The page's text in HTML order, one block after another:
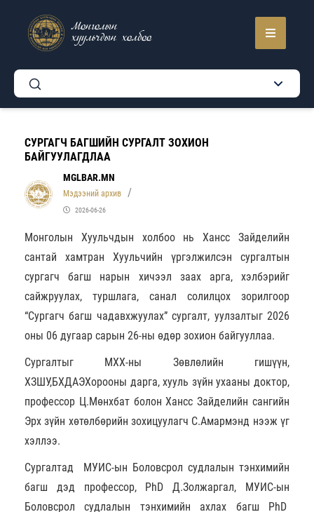
Монголын
хуульчдын холбоо
СУРГАГЧ БАГШИЙН СУРГАЛТ ЗОХИОН
БАЙГУУЛАГДЛАА
MGLBAR.MN
Мэдээний архив
2026-06-26
Монголын Хуульчдын холбоо нь Хансс Зайделийн
сантай хамтран Хуульчийн үргэлжилсэн сургалтын
сургагч багш нарын хичээл заах арга, хэлбэрийг
сайжруулах, туршлага, санал солилцох зорилгоор
“Сургагч багш чадавхжуулах” сургалт, уулзалтыг 2026
оны 06 дугаар сарын 26-ны өдөр зохион байгууллаа.
Сургалтыг МХХ-ны Зөвлөлийн гишүүн,
ХЗШУ,БХДАЭХорооны дарга, хууль зүйн ухааны доктор,
профессор Ц.Мөнхбат болон Хансс Зайделийн сангийн
Эрх зүйн хөтөлбөрийн зохицуулагч С.Амармэнд нээж үг
хэллээ.
Сургалтад МУИС-ын Боловсрол судлалын тэнхимийн
багш дэд профессор, PhD Д.Золжаргал, МУИС-ын
Боловсрол судлалын тэнхимийн ахлах багш PhD